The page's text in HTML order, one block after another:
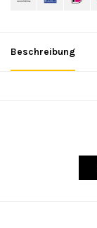
Beschreibung